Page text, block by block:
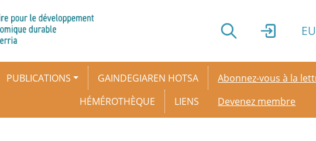
EU
PUBLICATIONS
GAINDEGIAREN HOTSA
HÉMÉROTHÈQUE
LIENS
Secondary menu
Abonnez-vous à la
Devenez membre